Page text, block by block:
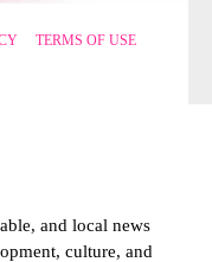
TERMS OF USE
and local news
culture, and